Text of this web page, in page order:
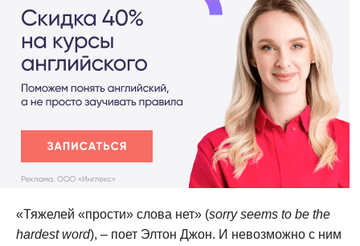
«Тяжелей «прости» слова нет» (sorry seems to be the
hardest word), – поет Элтон Джон. И невозможно с ним